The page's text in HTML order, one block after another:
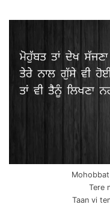
Tere
Taan vi